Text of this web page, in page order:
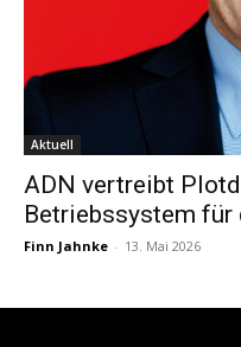
Aktuell
ADN vertreibt
Betriebssystem
Finn Jahnke - 13. Mai 2026